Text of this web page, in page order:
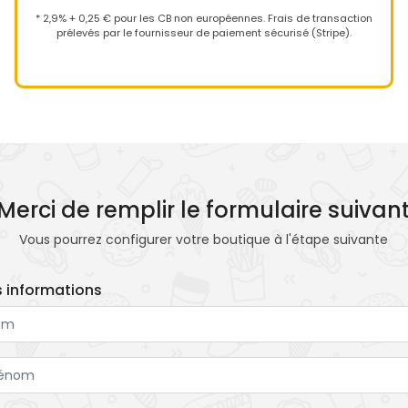
* 2,9% + 0,25 € pour les CB non européennes. Frais de transaction
prélevés par le fournisseur de paiement sécurisé (Stripe).
de remplir le formulaire
Vous pourrez configurer votre boutique à l'étape suivante
informations